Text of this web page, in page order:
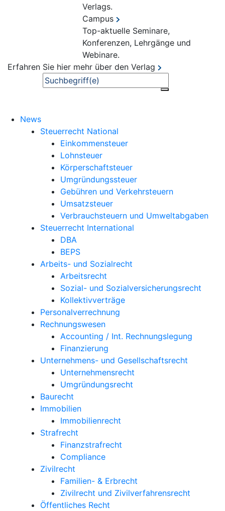
Verlags.
Campus
Top-aktuelle Seminare,
Konferenzen, Lehrgänge und
Webinare.
Erfahren Sie hier mehr über den Verlag
Suche
News
Steuerrecht National
Einkommensteuer
Lohnsteuer
Körperschaftsteuer
Umgründungssteuer
Gebühren und Verkehrsteuern
Umsatzsteuer
Verbrauchsteuern und Umweltabgaben
Steuerrecht International
DBA
BEPS
Arbeits- und Sozialrecht
Arbeitsrecht
Sozial- und Sozialversicherungsrecht
Kollektivverträge
Personalverrechnung
Rechnungswesen
Accounting / Int. Rechnungslegung
Finanzierung
Unternehmens- und Gesellschaftsrecht
Unternehmensrecht
Umgründungsrecht
Baurecht
Immobilien
Immobilienrecht
Strafrecht
Finanzstrafrecht
Compliance
Zivilrecht
Familien- & Erbrecht
Zivilrecht und Zivilverfahrensrecht
Öffentliches Recht